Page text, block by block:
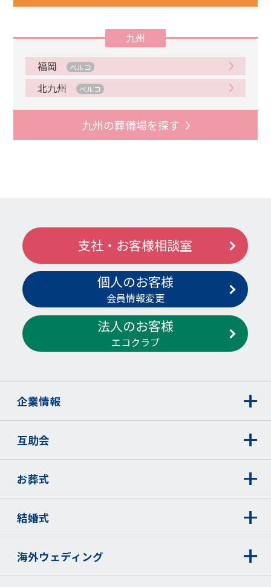
九州
福岡
ベルコ
北九州 ベルコ
九州の葬儀場を探す
支社・お客様相談室
個人のお客様
会員情報変更
法人のお客様
エコクラブ
企業情報
互助会
お葬式
結婚式
海外ウェディング